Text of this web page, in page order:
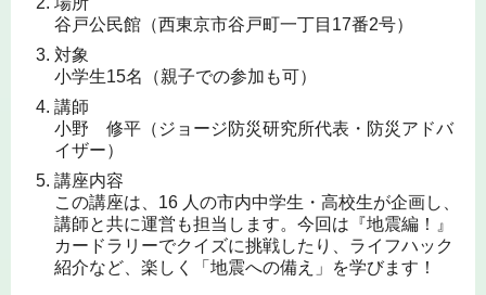
谷戸公民館（西東京市谷戸町一丁目17番2号）
対象
小学生15名（親子での参加も可）
講師
小野 修平（ジョージ防災研究所代表・防災アドバ
イザー）
講座内容
この講座は、16 人の市内中学生・高校生が企画し、
講師と共に運営も担当します。今回は『地震編！』
カードラリーでクイズに挑戦したり、ライフハック
紹介など、楽しく「地震への備え」を学びます！